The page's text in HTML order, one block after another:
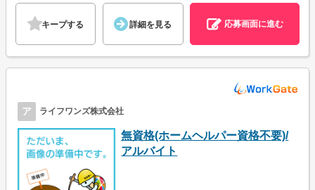
キープする 詳細を見る 応募画面に進む
ア ライフワンズ株式会社
無資格(ホームヘルパー資格不要)/
アルバイト